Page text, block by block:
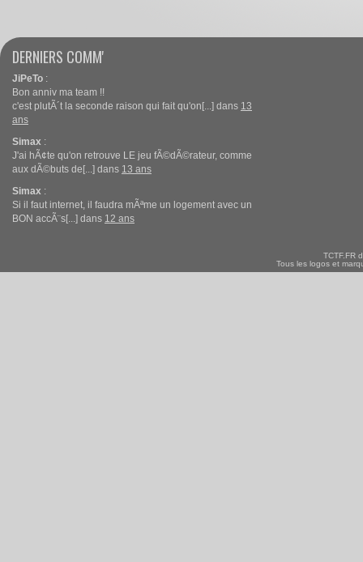
DERNIERS COMM'
JiPeTo :
Bon anniv ma team !!
c'est plutÃ´t la seconde raison qui fait qu'on[...] dans 13
ans
Simax :
J'ai hÃ¢te qu'on retrouve LE jeu fÃ©dÃ©rateur, comme
aux dÃ©buts de[...] dans 13 ans
Simax :
Si il faut internet, il faudra mÃªme un logement avec un
BON accÃ¨s[...] dans 12 ans
TCTF.FR
Tous les logos et